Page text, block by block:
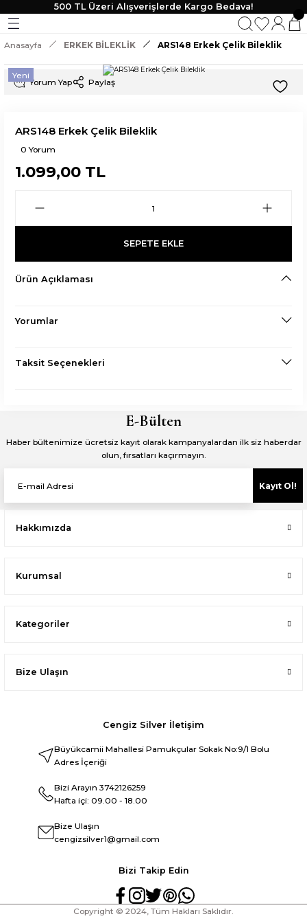
500 TL Üzeri Alışverişlerde Kargo Bedava!
Geri Dön
Geri Dön
Geri Dön
Geri Dön
TAKI
Anasayfa ERKEK BİLEKLİK ARS148 Erkek Çelik Bileklik
Yeni
Yorum Yap Paylaş
ARS148 Erkek Çelik Bileklik
0 Yorum
1.099,00 TL
SEPETE EKLE
Ürün Açıklaması
Yorumlar
Taksit Seçenekleri
E-Bülten
Haber bültenimize ücretsiz kayıt olarak kampanyalardan ilk siz haberdar
olun, fırsatları kaçırmayın.
Kayıt Ol!
Cengiz Silver İletişim
Büyükcamii Mahallesi Pamukçular Sokak No:9/1 Bolu
Adres İçeriği
Bizi Arayın 3742126259
Hafta içi: 09.00 - 18.00
Bize Ulaşın
cengizsilver1@gmail.com
Hakkımızda
Kurumsal
Kategoriler
Bize Ulaşın
Bizi Takip Edin
Copyright © 2024, Tüm Hakları Saklıdır.